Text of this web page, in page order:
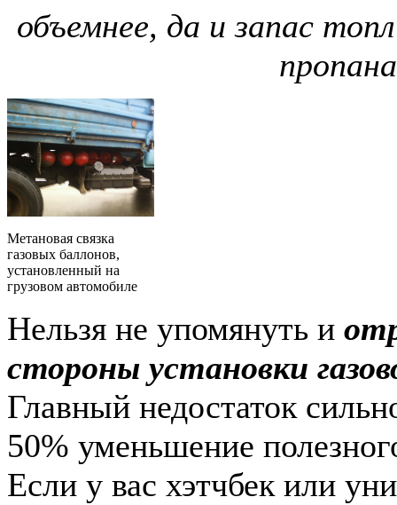
объемнее, да и запас
Метановая связка
газовых баллонов,
установленный на
грузовом автомобиле
Нельзя не упомянуть и
стороны установки
Главный недостаток
50% уменьшение
Если у вас хэтчбек или